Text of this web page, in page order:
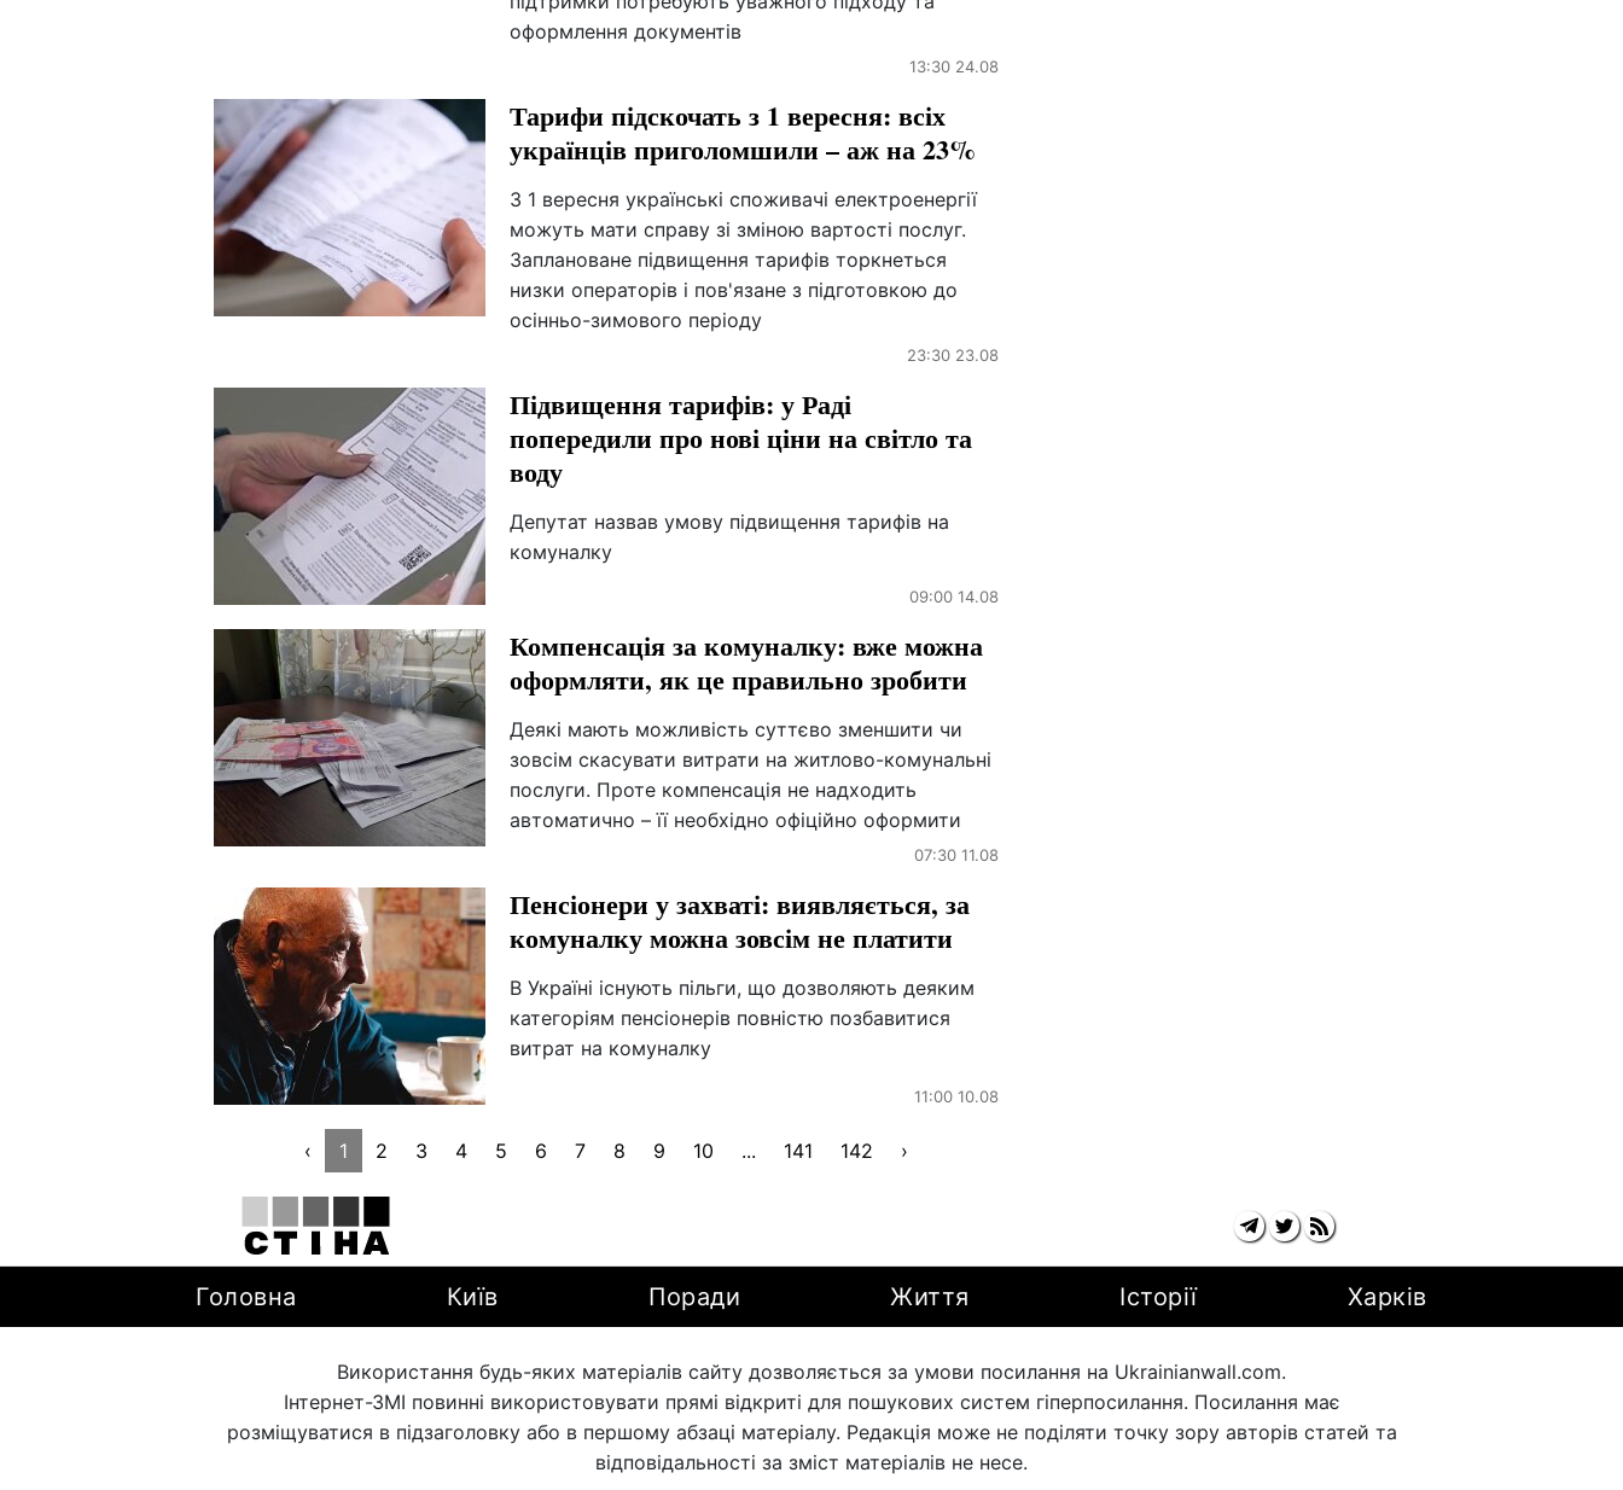
оформлення документів
13:30 24.08
Тарифи підскочать з 1 вересня: всіх
українців приголомшили – аж на 23%
З 1 вересня українські споживачі електроенергії
можуть мати справу зі зміною вартості послуг.
Заплановане підвищення тарифів торкнеться
низки операторів і пов'язане з підготовкою до
осінньо-зимового періоду
23:30 23.08
Підвищення тарифів: у Раді
попередили про нові ціни на світло та
воду
Депутат назвав умову підвищення тарифів на
комуналку
09:00 14.08
Компенсація за комуналку: вже можна
оформляти, як це правильно зробити
Деякі мають можливість суттєво зменшити чи
зовсім скасувати витрати на житлово-комунальні
послуги. Проте компенсація не надходить
автоматично – її необхідно офіційно оформити
07:30 11.08
Пенсіонери у захваті: виявляється, за
комуналку можна зовсім не платити
В Україні існують пільги, що дозволяють деяким
категоріям пенсіонерів повністю позбавитися
витрат на комуналку
11:00 10.08
‹ 1 2 3 4 5 6 7 8 9 10 ... 141 142 ›
Головна Київ Поради Життя Історії Харків
Використання будь-яких матеріалів сайту дозволяється за умови посилання на Ukrainianwall.com.
Інтернет-ЗМІ повинні використовувати прямі відкриті для пошукових систем гіперпосилання. Посилання має
розміщуватися в підзаголовку або в першому абзаці матеріалу. Редакція може не поділяти точку зору авторів статей та
відповідальності за зміст матеріалів не несе.